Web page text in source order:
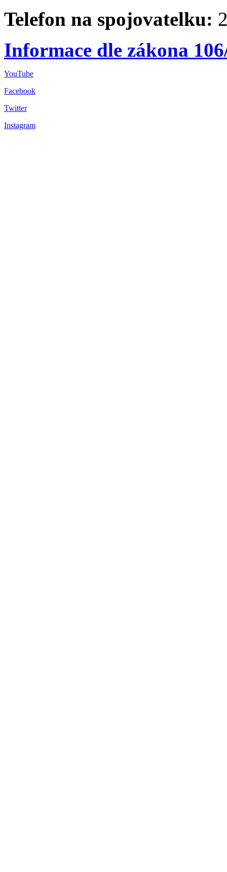
Telefon na spojovatelku:
Informace dle zákona
YouTube
Facebook
Twitter
Instagram